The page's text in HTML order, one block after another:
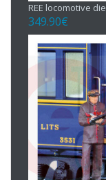
REE locomotive
349.90€